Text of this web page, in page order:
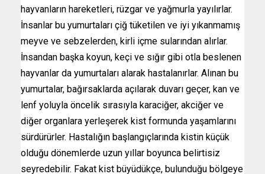
hayvanların hareketleri, rüzgar ve yağmurla yayılırlar.
İnsanlar bu yumurtaları çiğ tüketilen ve iyi yıkanmamış
meyve ve sebzelerden, kirli içme sularından alırlar.
İnsandan başka koyun, keçi ve sığır gibi otla beslenen
hayvanlar da yumurtaları alarak hastalanırlar. Alınan bu
yumurtalar, bağırsaklarda açılarak duvarı geçer, kan ve
lenf yoluyla öncelik sırasıyla karaciğer, akciğer ve
diğer organlara yerleşerek kist formunda yaşamlarını
sürdürürler. Hastalığın başlangıçlarında kistin küçük
olduğu dönemlerde uzun yıllar boyunca belirtisiz
seyredebilir. Fakat kist büyüdükçe, bulunduğu bölgeye